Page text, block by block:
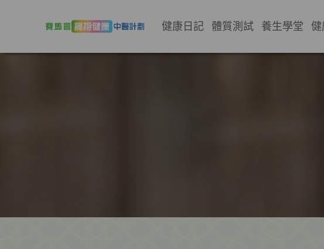
健康日記 體質測試 養生學堂 健